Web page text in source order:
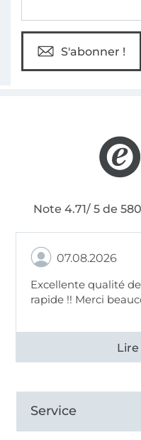
S'abonner !
Note 4.71/ 5 de
07.08.2026
Excellente qualité
rapide !! Merci
Voir tous les
Service